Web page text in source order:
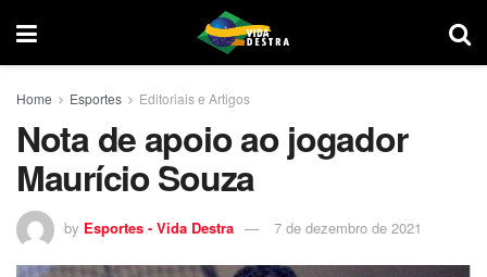
Home Esportes Editoriais e Artigos
Nota de apoio ao jogador
Maurício Souza
by Esportes - Vida Destra 7 de dezembro de 2021